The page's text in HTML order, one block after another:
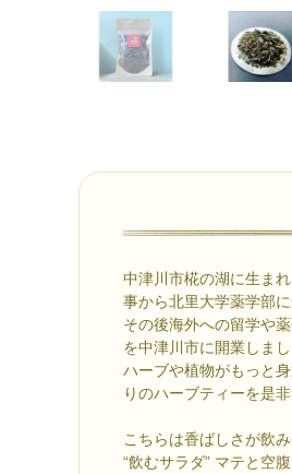
中津川市椛の湖に生ま
事から北里大学薬学部
その後海外への留学や
を中津川市に開業しまし
ハーブや植物がもっと
りのハーブティーを是
こちらは香ばしさが飲
“飲むサラダ” マテと空